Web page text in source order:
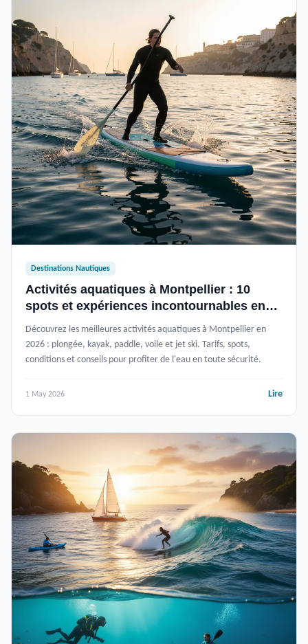
Destinations Nautiques
Activités aquatiques à Montpellier : 10
spots et expériences incontournables en
2026
Découvrez les meilleures activités aquatiques à Montpellier en
2026 : plongée, kayak, paddle, voile et jet ski. Tarifs, spots,
conditions et conseils pour profiter de l'eau en toute sécurité.
1 May 2026 Lire